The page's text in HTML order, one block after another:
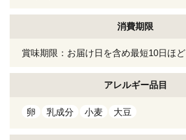
消費期限
賞味期限：お届け日を含め最短10日ほど
アレルギー品目
卵 乳成分 小麦 大豆